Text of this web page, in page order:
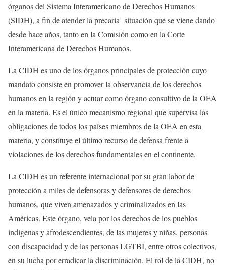
órganos del Sistema Interamericano de Derechos Humanos
(SIDH), a fin de atender la precaria situación que se viene dando
desde hace años, tanto en la Comisión como en la Corte
Interamericana de Derechos Humanos.
La CIDH es uno de los órganos principales de protección cuyo
mandato consiste en promover la observancia de los derechos
humanos en la región y actuar como órgano consultivo de la OEA
en la materia. Es el único mecanismo regional que supervisa las
obligaciones de todos los países miembros de la OEA en esta
materia, y constituye el último recurso de defensa frente a
violaciones de los derechos fundamentales en el continente.
La CIDH es un referente internacional por su gran labor de
protección a miles de defensoras y defensores de derechos
humanos, que viven amenazados y criminalizados en las
Américas. Este órgano, vela por los derechos de los pueblos
indígenas y afrodescendientes, de las mujeres y niñas, personas
con discapacidad y de las personas LGTBI, entre otros colectivos,
en su lucha por erradicar la discriminación. El rol de la CIDH, no